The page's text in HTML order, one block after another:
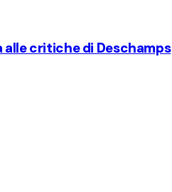
critiche di Deschamps